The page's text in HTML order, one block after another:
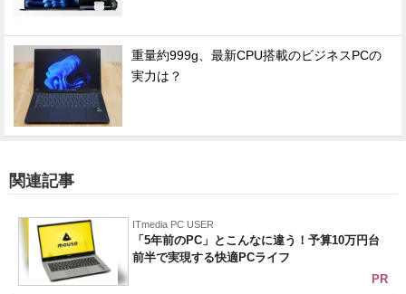
重量約999g、最新CPU搭載のビジネスPCの
実力は？
関連記事
ITmedia PC USER
「5年前のPC」とこんなに違う！予算10万円台
前半で実現する快適PCライフ
PR